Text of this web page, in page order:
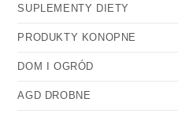
SUPLEMENTY DIETY
PRODUKTY KONOPNE
DOM I OGRÓD
AGD DROBNE